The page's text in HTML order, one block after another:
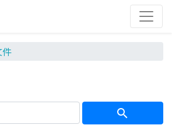
search